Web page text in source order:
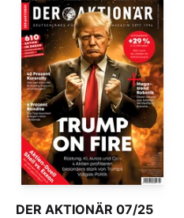
DER AKTIONÄR 07/25